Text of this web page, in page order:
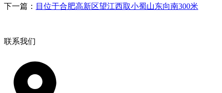
下一篇： 目位于合肥高新区望江西取小蜀山东向南300米
联系我们